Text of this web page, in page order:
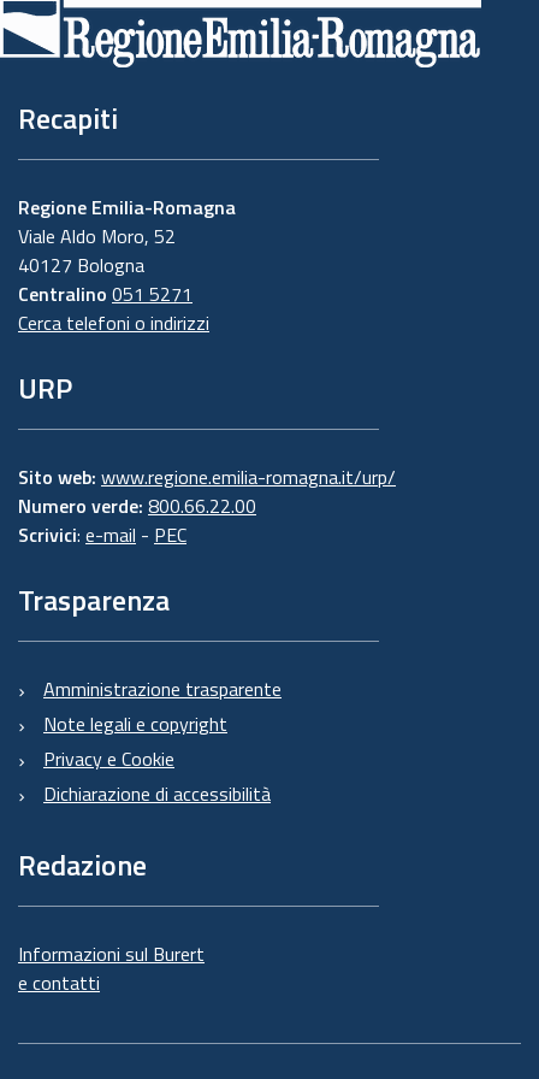
pagina
Recapiti
Regione Emilia-Romagna
Viale Aldo Moro, 52
40127 Bologna
Centralino 051 5271
Cerca telefoni o indirizzi
URP
Sito web: www.regione.emilia-romagna.it/urp/
Numero verde: 800.66.22.00
Scrivici: e-mail - PEC
Trasparenza
Amministrazione trasparente
Note legali e copyright
Privacy e Cookie
Dichiarazione di accessibilità
Redazione
Informazioni sul Burert
e contatti